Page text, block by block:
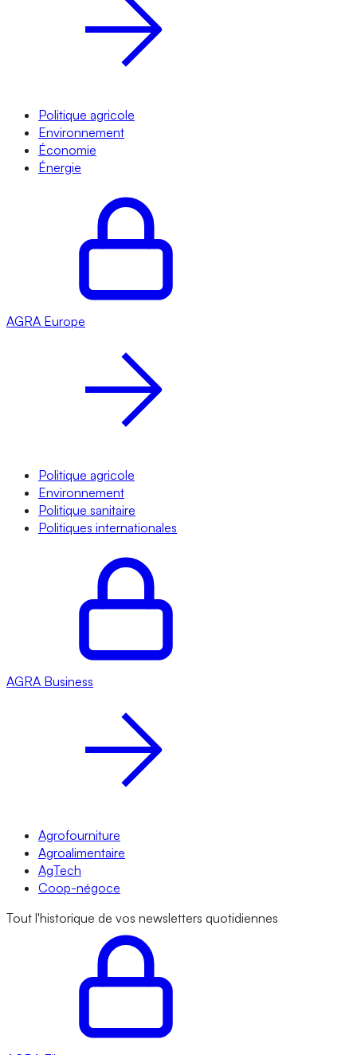
Politique agricole
Environnement
Économie
Énergie
AGRA Europe
Politique agricole
Environnement
Politique sanitaire
Politiques internationales
AGRA Business
Agrofourniture
Agroalimentaire
AgTech
Coop-négoce
Tout l'historique de vos newsletters quotidiennes